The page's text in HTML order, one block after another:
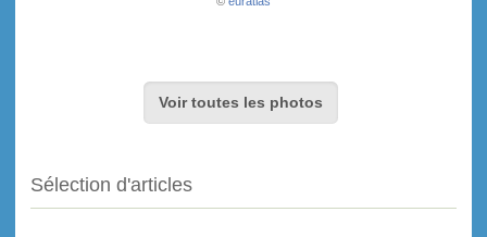
Voir toutes les photos
Sélection d'articles